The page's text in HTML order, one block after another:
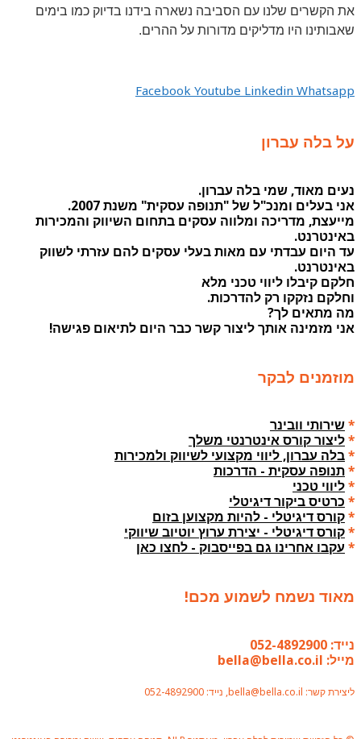
את הקשרים שלנו עם הסביבה נשארה בידנו בדיוק כמו בימים
שאבותינו היו מדליקים מדורות על ההרים.
Facebook Youtube Linkedin Whatsapp
על בלה עברון
נעים מאוד, שמי בלה עברון.
אני בעלים ומנכ"ל של "תנופה עסקית" משנת 2007.
מייעצת, מדריכה ומלווה עסקים בתחום השיווק והמכירות
באינטרנט.
עד היום עבדתי עם מאות בעלי עסקים להם עזרתי לשווק
באינטרנט.
חלקם קיבלו ליווי טכני מלא
וחלקם נזקקו רק להדרכות.
מה מתאים לך?
אני מזמינה אותך ליצור קשר כבר היום לתיאום פגישה!
מוזמנים לבקר
*שירותי וובינר
*ליצור קורס אינטרנטי משלך
*בלה עברון, ליווי מקצועי לשיווק ולמכירות
*תנופה עסקית - הדרכות
*ליווי טכני
* כרטיס ביקור דיגיטלי
*קורס דיגיטלי - להיות מקצוען בזום
*קורס דיגיטלי - יצירת ערוץ יוטיוב שיווקי
* עקבו אחרינו גם בפייסבוק - לחצו כאן
מאוד נשמח לשמוע מכם!
נייד: 052-4892900
מייל: bella@bella.co.il
ליצירת קשר: bella@bella.co.il, נייד: 052-4892900